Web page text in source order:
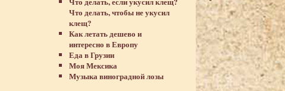
Что делать, чтобы не укусил
клещ?
Как летать дешево и
интересно в Европу
Еда в Грузии
Моя Мексика
Музыка виноградной лозы